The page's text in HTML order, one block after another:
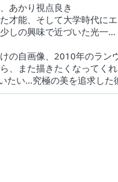
あかり視点良き
才能、そして大学時代に
しの興味で近づいた光一…
の自画像、2010年のラン
、また描きたくなってく
たい…究極の美を追求した